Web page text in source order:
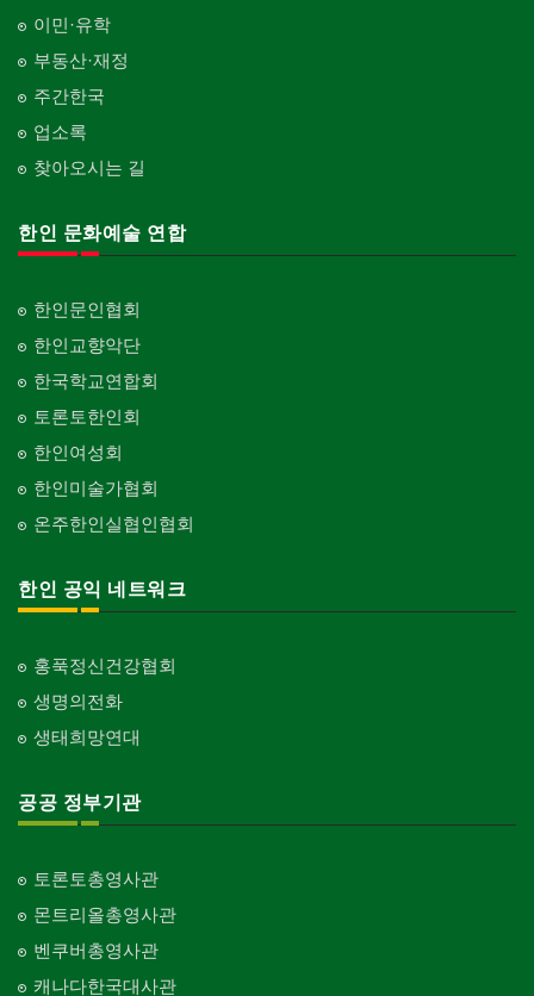
이민·유학
부동산·재정
주간한국
업소록
찾아오시는 길
한인 문화예술 연합
한인문인협회
한인교향악단
한국학교연합회
토론토한인회
한인여성회
한인미술가협회
온주한인실협인협회
한인 공익 네트워크
홍푹정신건강협회
생명의전화
생태희망연대
공공 정부기관
토론토총영사관
몬트리올총영사관
벤쿠버총영사관
캐나다한국대사관